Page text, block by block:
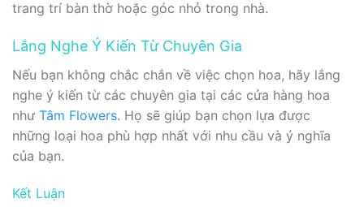
trang trí bàn thờ hoặc góc nhỏ trong nhà.
Lắng Nghe Ý Kiến Từ Chuyên Gia
Nếu bạn không chắc chắn về việc chọn hoa, hãy lắng
nghe ý kiến từ các chuyên gia tại các cửa hàng hoa
như Tâm Flowers. Họ sẽ giúp bạn chọn lựa được
những loại hoa phù hợp nhất với nhu cầu và ý nghĩa
của bạn.
Kết Luận